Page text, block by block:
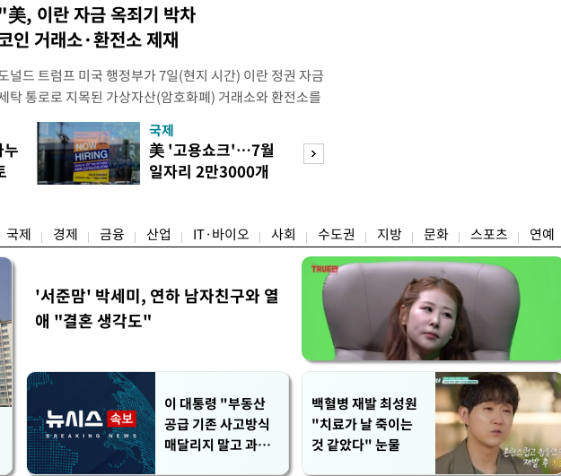
, 이란 자금 옥죄기 박차
인 거래소·환전소 제재
널드 트럼프 미국 행정부가 7일(현지 시간) 이란 정권 자금
탁 통로로 지목된 가상자산(암호화폐) 거래소와 환전소를
무더기 제재했다. 미 재무부 해외자산통제국(OFAC)은 이날
란혁명수비대(IRGC) 자금 조달에 이용된 디지털 자산 거
소와, 이란의 해외 석유 판매 대금 회수에 동원된 환전 네
워크를 각각 제재한다고 밝혔다. 동유럽 조지아
국제
美 '고용쇼크'…7월
일자리 2만3000개
국제 경제 금융 산업 IT·바이오 사회 수도권 지방 문화 스포츠 연예
'서준맘' 박세미, 연하 남자친구와 열
애 "결혼 생각도"
이 대통령 "부동산
공급 기존 사고방식
매달리지 말고 과감
백혈병 재발 최성원
"치료가 날 죽이는
것 같았다" 눈물